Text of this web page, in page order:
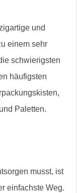
und
einem sehr
schwierigsten
häufigsten
Paletten.
musst, ist
einfachste Weg.